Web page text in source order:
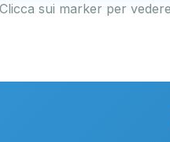
Clicca sui marker per